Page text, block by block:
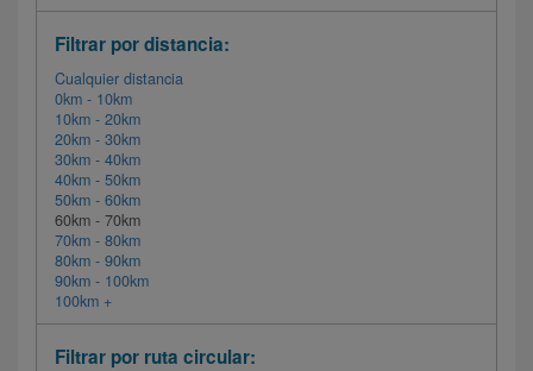
Filtrar por distancia:
Cualquier distancia
0km - 10km
10km - 20km
20km - 30km
30km - 40km
40km - 50km
50km - 60km
60km - 70km
70km - 80km
80km - 90km
90km - 100km
100km +
Filtrar por ruta circular: